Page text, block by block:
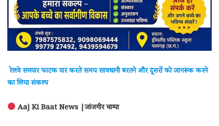
रेलवे समपार फाटक पार करते समय सावधानी बरतने और दूसरों को जागरूक करने
का लिया संकल्प
Aaj Ki Baat News |जांजगीर चाम्पा